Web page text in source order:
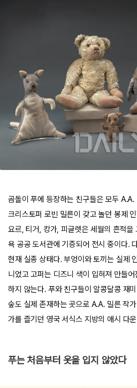
곰돌이 푸에 등장하는 친구들은 모두 A.A.
크리스토퍼 로빈 밀른이 갖고 놀던 봉제
요르, 티거, 캉가, 피글렛은 세월의 흔적을
욕 공공 도서관에 기증되어 전시 중이다.
현재 실종 상태다. 부엉이와 토끼는 실제
니었고 고퍼는 디즈니 색이 입혀져 만들
하지 않는다. 푸와 친구들이 알콩달콩 재
숲도 실제 존재하는 곳으로 A.A. 밀른 작
가를 즐기던 영국 서식스 지방의 애시 다
푸는 처음부터 옷을 입지 않았다